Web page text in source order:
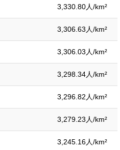
3,330.80人/km²
3,306.63人/km²
3,306.03人/km²
3,298.34人/km²
3,296.82人/km²
3,279.23人/km²
3,245.16人/km²